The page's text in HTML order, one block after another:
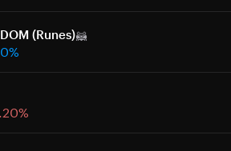
(Runes)🦝